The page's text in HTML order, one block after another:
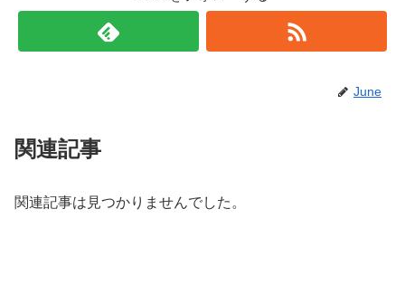
June
関連記事
関連記事は見つかりませんでした。